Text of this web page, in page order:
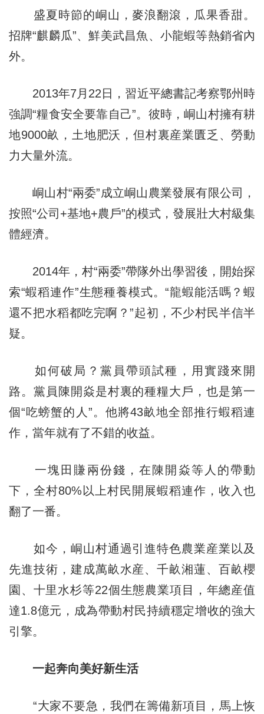
盛夏時節的峒山，麥浪翻滾，瓜果香甜。
招牌“麒麟瓜”、鮮美武昌魚、小龍蝦等熱銷省內
外。
2013年7月22日，習近平總書記考察鄂州時
強調“糧食安全要靠自己”。彼時，峒山村擁有耕
地9000畝，土地肥沃，但村裏産業匱乏、勞動
力大量外流。
峒山村“兩委”成立峒山農業發展有限公司，
按照“公司+基地+農戶”的模式，發展壯大村級集
體經濟。
2014年，村“兩委”帶隊外出學習後，開始探
索“蝦稻連作”生態種養模式。“龍蝦能活嗎？蝦
還不把水稻都吃完啊？”起初，不少村民半信半
疑。
如何破局？黨員帶頭試種，用實踐來開
路。黨員陳開焱是村裏的種糧大戶，也是第一
個“吃螃蟹的人”。他將43畝地全部推行蝦稻連
作，當年就有了不錯的收益。
一塊田賺兩份錢，在陳開焱等人的帶動
下 ，全村80%以上村民開展蝦稻連作，收入也
翻了一番。
如今，峒山村通過引進特色農業産業以及
先進技術，建成萬畝水産、千畝湘蓮、百畝櫻
園、十里水杉等22個生態農業項目，年總産值
達1.8億元，成為帶動村民持續穩定增收的強大
引擎。
一起奔向美好新生活
“大家不要急，我們在籌備新項目，馬上恢